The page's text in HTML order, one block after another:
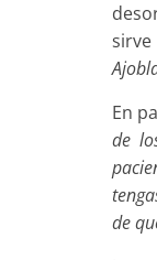
En
de
de